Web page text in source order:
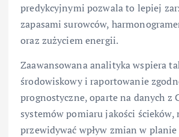
predykcyjnymi pozwala to lepiej
zapasami surowców,
oraz zużyciem energii.
Zaawansowana analityka wspiera
środowiskowy i raportowanie
prognostyczne, oparte na danych z
systemów pomiaru jakości ścieków,
przewidywać wpływ zmian w